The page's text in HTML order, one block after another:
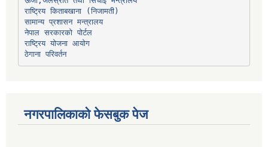
सामान्य प्रशासन मन्त्रालय
नेपाल सरकारको पोर्टल
राष्ट्रिय योजना आयोग
ठेगाना परिवर्तन
नगरपालिकाको फेसबुक पेज